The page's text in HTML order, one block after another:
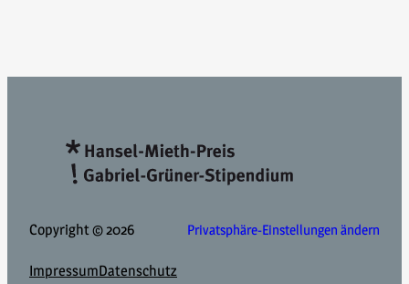
Copyright © 2026 Privatsphäre-Einstellungen ändern
ImpressumDatenschutz